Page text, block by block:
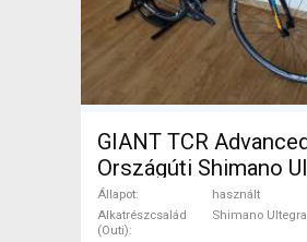
GIANT TCR
Országúti Shimano
fék használt ELADÓ
Állapot
használt
Alkatrészcsalád
(Outi)
Shimano Ultegra